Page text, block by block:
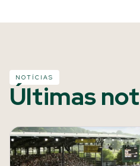
NOTÍCIAS
Últimas